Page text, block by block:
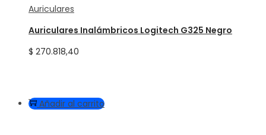
Auriculares
Auriculares Inalámbricos Logitech G325 Negro
$ 270.818,40
Añadir al carrito